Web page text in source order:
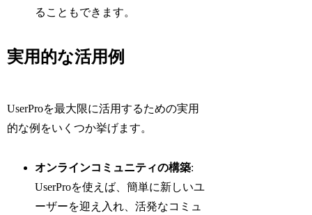
ることもできます。
実用的な活用例
UserProを最大限に活用するための実用
的な例をいくつか挙げます。
オンラインコミュニティの構築:
UserProを使えば、簡単に新しいユ
ーザーを迎え入れ、活発なコミュ